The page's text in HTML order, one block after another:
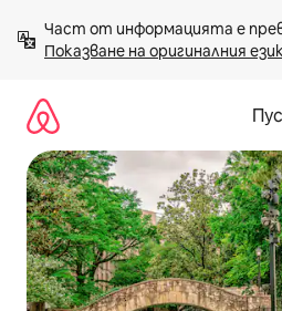
към
съдържанието
Показване на оригиналния език